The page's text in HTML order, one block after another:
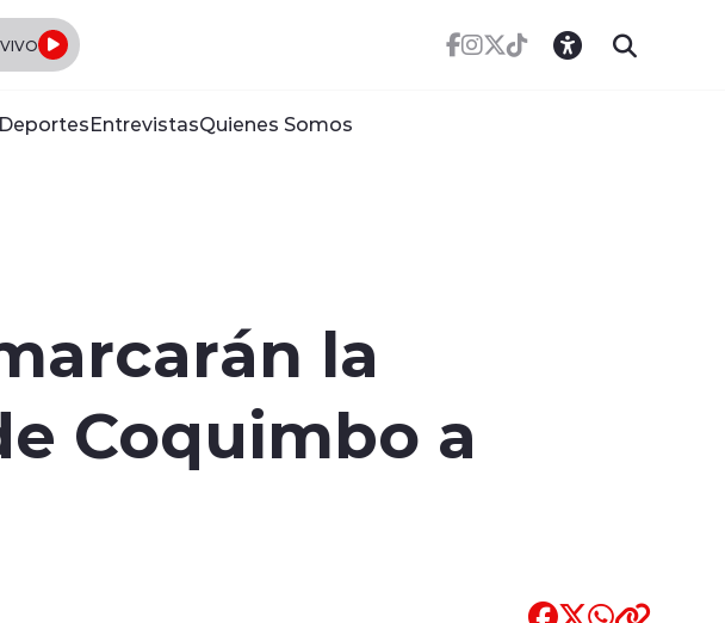
DeportesEntrevistasQuienes Somos
la
Coquimbo a